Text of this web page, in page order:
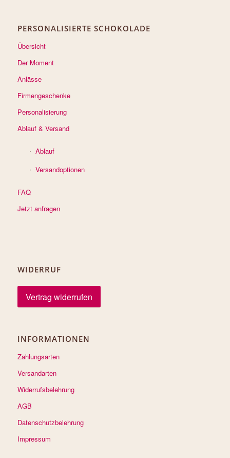
PERSONALISIERTE SCHOKOLADE
Übersicht
Der Moment
Anlässe
Firmengeschenke
Personalisierung
Ablauf & Versand
Ablauf
Versandoptionen
FAQ
Jetzt anfragen
WIDERRUF
Vertrag widerrufen
INFORMATIONEN
Zahlungsarten
Versandarten
Widerrufsbelehrung
AGB
Datenschutzbelehrung
Impressum